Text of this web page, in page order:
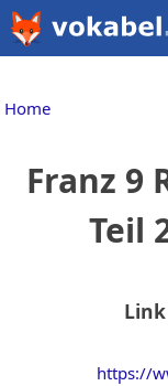
Home
Franz 9
Teil
https://